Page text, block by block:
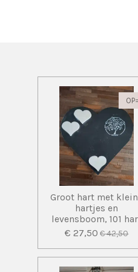
Groot hart met
hartjes en
levensboom, 101
€ 27,50 € 42,50